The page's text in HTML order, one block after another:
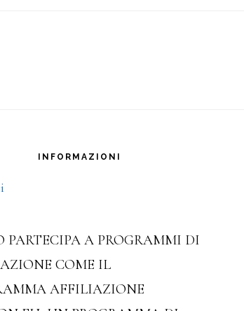
INFORMAZIONI
PARTECIPA A PROGRAMMI DI
COME IL
AFFILIAZIONE